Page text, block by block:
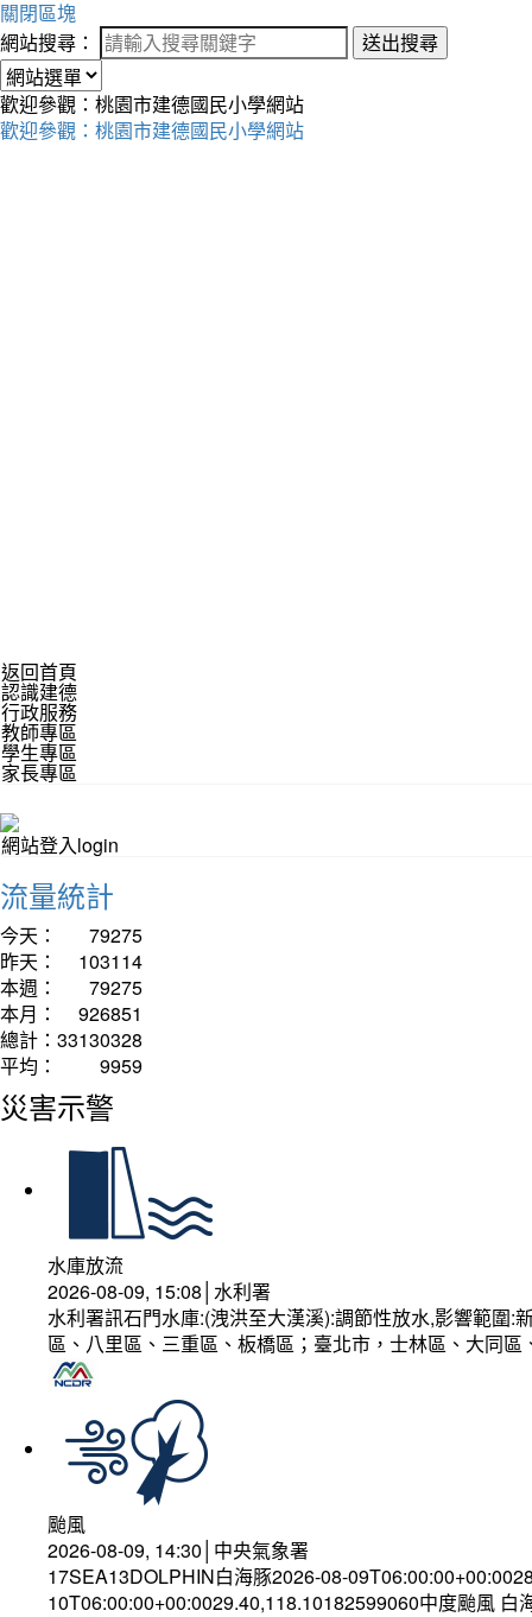
關閉區塊
網站搜尋：
送出搜尋
歡迎參觀：桃園市建德國民小學網站
歡迎參觀：桃園市建德國民小學網站
返回首頁
認識建德
行政服務
教師專區
學生專區
家長專區
網站登入login
流量統計
今天：
79275
昨天：
103114
本週：
79275
本月：
926851
總計： 33130328
平均：
9959
災害示警
水庫放流
2026-08-09, 15:08│水利署
水利署訊石門水庫:(洩洪至大漢溪):調節性放水,影響範圍
區、八里區、三重區、板橋區；臺北市，士林區、大同
颱風
2026-08-09, 14:30│中央氣象署
17SEA13DOLPHIN白海豚2026-08-
10T06:00:00+00:0029.40,118.10182599060中度颱風 白